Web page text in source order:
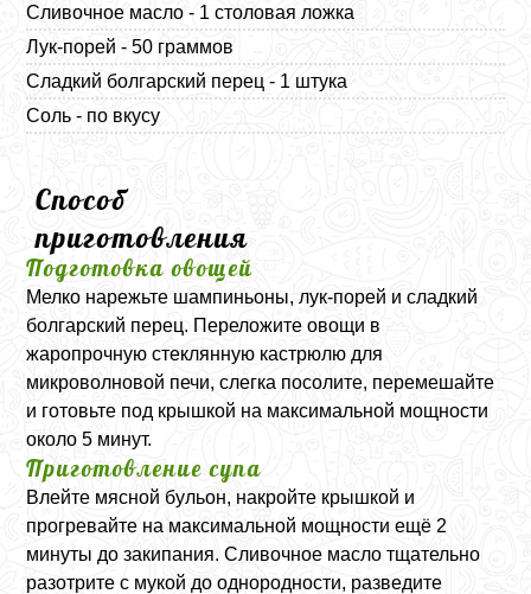
Сливочное масло - 1 столовая ложка
Лук-порей - 50 граммов
Сладкий болгарский перец - 1 штука
Соль - по вкусу
Способ
приготовления
Подготовка овощей
Мелко нарежьте шампиньоны, лук-порей и сладкий
болгарский перец. Переложите овощи в
жаропрочную стеклянную кастрюлю для
микроволновой печи, слегка посолите, перемешайте
и готовьте под крышкой на максимальной мощности
около 5 минут.
Приготовление супа
Влейте мясной бульон, накройте крышкой и
прогревайте на максимальной мощности ещё 2
минуты до закипания. Сливочное масло тщательно
разотрите с мукой до однородности, разведите